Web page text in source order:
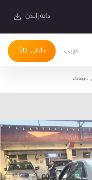
دابەزاندن
دانانی کاڵا عربی
تایبه‌ت